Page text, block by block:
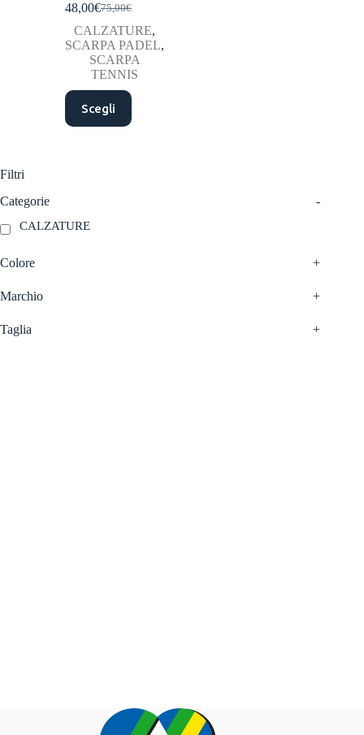
75,00€
Il
prezzo
originale
era:
75,00€.
48,00€Il
prezzo
attuale
è:
48,00€.
CALZATURE,
SCARPA PADEL,
SCARPA
TENNIS
Scegli
Questo
prodotto
ha
Filtri
Categorie
-
CALZATURE
Colore +
Marchio +
Taglia +